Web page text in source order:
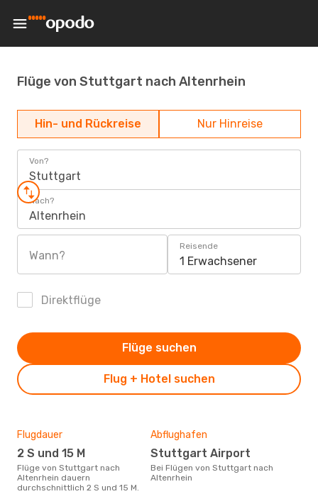
Flüge von Stuttgart nach Altenrhein
Hin- und Rückreise Nur Hinreise
Von?
Stuttgart
Nach?
Altenrhein
Wann?
Reisende
1 Erwachsener
Direktflüge
Flug + Hotel suchen
Flüge suchen
Flugdauer
2 S und 15 M
Flüge von Stuttgart nach
Altenrhein dauern
durchschnittlich 2 S und 15 M.
Abflughafen
Stuttgart Airport
Bei Flügen von Stuttgart nach
Altenrhein